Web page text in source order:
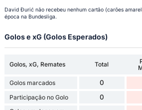
David Đurić não recebeu nenhum cartão (carões
época na Bundesliga.
Golos e xG (Golos Esperados)
Golos, xG, Remates Total
Golos marcados 0
Participação no Golo 0